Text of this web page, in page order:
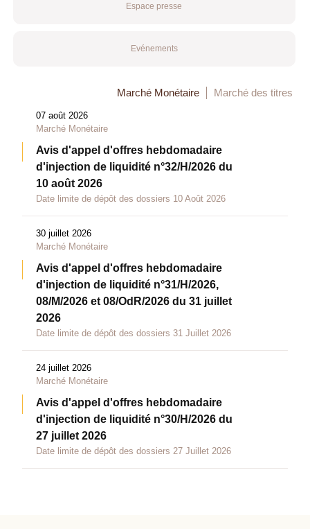
Espace presse
Evénements
Marché Monétaire Marché des titres
07 août 2026
Marché Monétaire
Avis d'appel d'offres hebdomadaire
d'injection de liquidité n°32/H/2026 du
10 août 2026
Date limite de dépôt des dossiers 10 Août 2026
30 juillet 2026
Marché Monétaire
Avis d'appel d'offres hebdomadaire
d'injection de liquidité n°31/H/2026,
08/M/2026 et 08/OdR/2026 du 31 juillet
2026
Date limite de dépôt des dossiers 31 Juillet 2026
24 juillet 2026
Marché Monétaire
Avis d'appel d'offres hebdomadaire
d'injection de liquidité n°30/H/2026 du
27 juillet 2026
Date limite de dépôt des dossiers 27 Juillet 2026